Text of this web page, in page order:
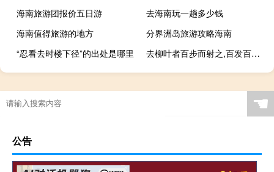
海南旅游团报价五日游
去海南玩一趟多少钱
海南值得旅游的地方
分界洲岛旅游攻略海南
“忍看去时楼下径”的出处是哪里
去柳叶者百步而射之,百发百中的意思
☚
公告